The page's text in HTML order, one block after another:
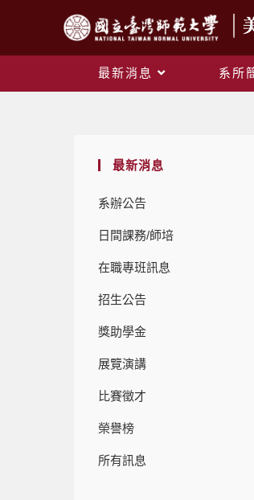
最新消息 系所
最新消息
系辦公告
日間課務/師培
在職專班訊息
招生公告
獎助學金
展覽演講
比賽徵才
榮譽榜
所有訊息